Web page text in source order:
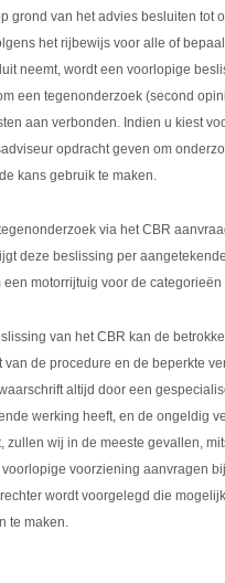
grond van het advies besluiten
het rijbewijs voor alle of
neemt, wordt een voorlopige
een tegenonderzoek (second
aan verbonden. Indien u kiest
opdracht geven om
kans gebruik te maken.
via het CBR
deze beslissing per
een motorrijtuig voor de
van het CBR kan de
van de procedure en de beperkte
altijd door een
werking heeft, en de ongeldig
zullen wij in de meeste gevallen,
voorziening aanvragen
wordt voorgelegd die
te maken.